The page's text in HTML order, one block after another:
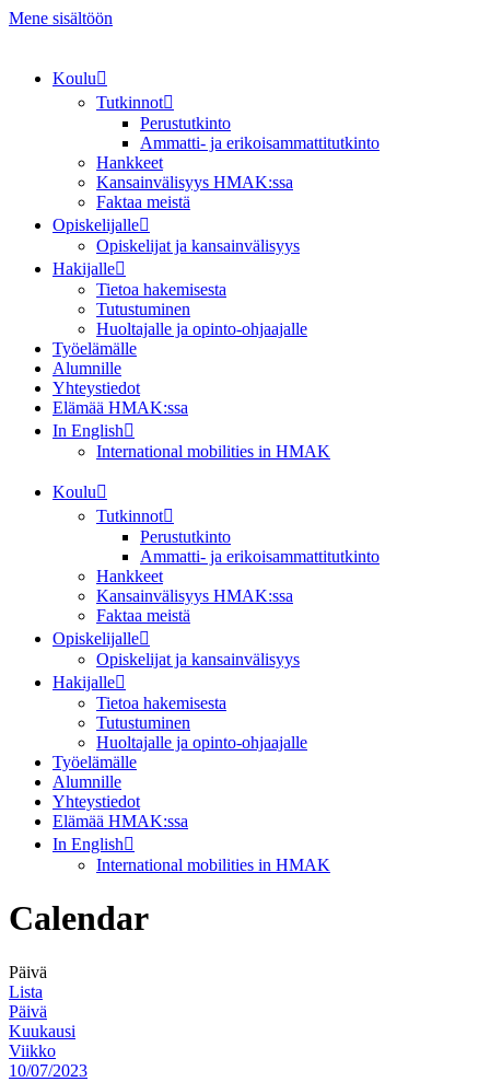
Mene sisältöön
Koulu
Tutkinnot
Perustutkinto
Ammatti- ja erikoisammattitutkinto
Hankkeet
Kansainvälisyys HMAK:ssa
Faktaa meistä
Opiskelijalle
Opiskelijat ja kansainvälisyys
Hakijalle
Tietoa hakemisesta
Tutustuminen
Huoltajalle ja opinto-ohjaajalle
Työelämälle
Alumnille
Yhteystiedot
Elämää HMAK:ssa
In English
International mobilities in HMAK
Koulu
Tutkinnot
Perustutkinto
Ammatti- ja erikoisammattitutkinto
Hankkeet
Kansainvälisyys HMAK:ssa
Faktaa meistä
Opiskelijalle
Opiskelijat ja kansainvälisyys
Hakijalle
Tietoa hakemisesta
Tutustuminen
Huoltajalle ja opinto-ohjaajalle
Työelämälle
Alumnille
Yhteystiedot
Elämää HMAK:ssa
In English
International mobilities in HMAK
Calendar
Päivä
Lista
Päivä
Kuukausi
Viikko
10/07/2023